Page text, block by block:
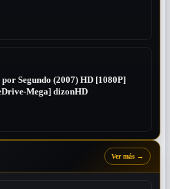
Segundo (2007) ​HD [1080P]
Mega] dizonHD
Ver más →